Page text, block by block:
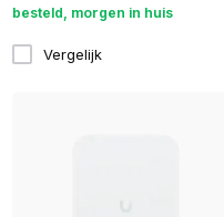
besteld, morgen in huis
Vergelijk